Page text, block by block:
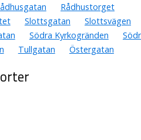
AB
Rådhustorget
Slottsgatan
Slottsvägen
Södra Kyrkogränden
Tullgatan Östergatan